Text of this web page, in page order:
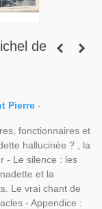
de
Pierre -
fonctionnaires et
hallucinée ? , la
- Le silence : les
et la
Le vrai chant de
- Appendice :